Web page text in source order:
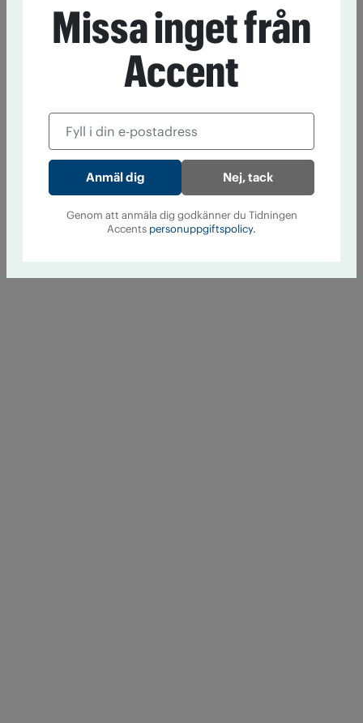
Missa inget från
Accent
Nej, tack
Genom att anmäla dig godkänner du Tidningen
Accents personuppgiftspolicy.